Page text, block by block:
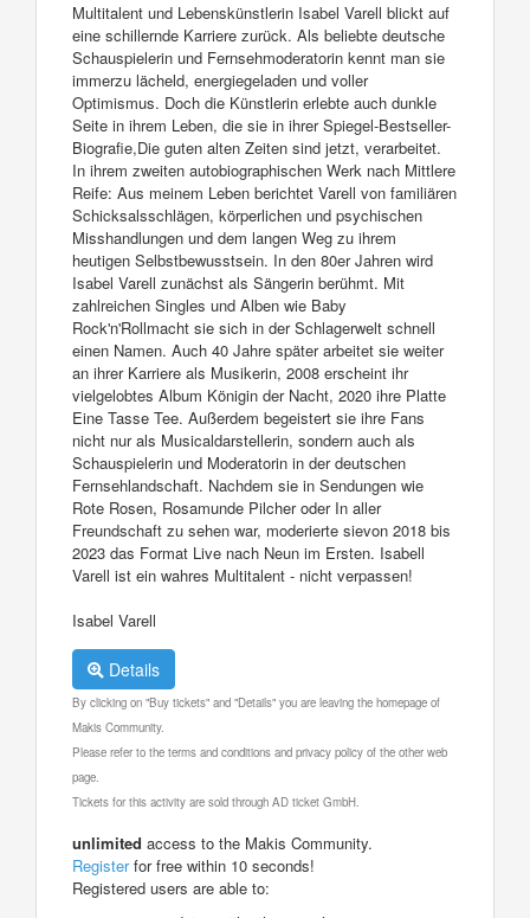
Multitalent und Lebenskünstlerin Isabel Varell blickt auf
eine schillernde Karriere zurück. Als beliebte deutsche
Schauspielerin und Fernsehmoderatorin kennt man sie
immerzu lächeld, energiegeladen und voller
Optimismus. Doch die Künstlerin erlebte auch dunkle
Seite in ihrem Leben, die sie in ihrer Spiegel-Bestseller-
Biografie,Die guten alten Zeiten sind jetzt, verarbeitet.
In ihrem zweiten autobiographischen Werk nach Mittlere
Reife: Aus meinem Leben berichtet Varell von familiären
Schicksalsschlägen, körperlichen und psychischen
Misshandlungen und dem langen Weg zu ihrem
heutigen Selbstbewusstsein. In den 80er Jahren wird
Isabel Varell zunächst als Sängerin berühmt. Mit
zahlreichen Singles und Alben wie Baby
Rock'n'Rollmacht sie sich in der Schlagerwelt schnell
einen Namen. Auch 40 Jahre später arbeitet sie weiter
an ihrer Karriere als Musikerin, 2008 erscheint ihr
vielgelobtes Album Königin der Nacht, 2020 ihre Platte
Eine Tasse Tee. Außerdem begeistert sie ihre Fans
nicht nur als Musicaldarstellerin, sondern auch als
Schauspielerin und Moderatorin in der deutschen
Fernsehlandschaft. Nachdem sie in Sendungen wie
Rote Rosen, Rosamunde Pilcher oder In aller
Freundschaft zu sehen war, moderierte sievon 2018 bis
2023 das Format Live nach Neun im Ersten. Isabell
Varell ist ein wahres Multitalent - nicht verpassen!
Isabel Varell
Details
By clicking on "Buy tickets" and "Details" you are leaving the homepage of
Makis Community.
Please refer to the terms and conditions and privacy policy of the other web
page.
Tickets for this activity are sold through AD ticket GmbH.
unlimited access to the Makis Community.
Registerfor free within 10 seconds!
Registered users are able to: